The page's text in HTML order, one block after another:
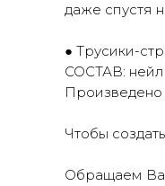
даже спустя
● Трусики-
СОСТАВ:
Произведено
Чтобы
Обращаем